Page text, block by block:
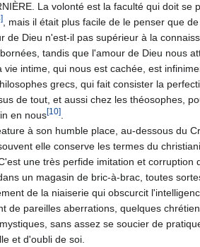
La volonté est la faculté qui doit
, mais il était plus facile de le penser que de
de Dieu n'est-il pas supérieur à la
tandis que l'amour de Dieu nous
vie intime, qui nous est cachée, est
grecs, qui fait consister la
de tout, et aussi chez les théo­sophes,
en nous[10]
à son humble place, au-des­sous du
elle conserve les termes du
une très perfide imitation et
un maga­sin de bric-à-brac, toutes
de la niaiserie qui obscurcit
de pareilles aberrations, quelques
sans assez se soucier de
et d'oubli de soi.